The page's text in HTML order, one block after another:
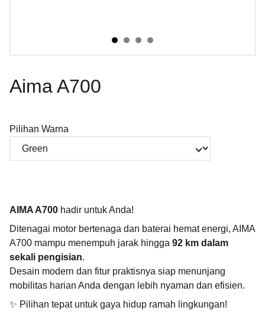
Aima A700
Pilihan Warna
AIMA A700 hadir untuk Anda!
Ditenagai motor bertenaga dan baterai hemat energi, AIMA
A700 mampu menempuh jarak hingga 92 km dalam
sekali pengisian.
Desain modern dan fitur praktisnya siap menunjang
mobilitas harian Anda dengan lebih nyaman dan efisien.
✨ Pilihan tepat untuk gaya hidup ramah lingkungan!